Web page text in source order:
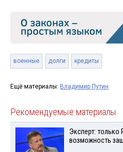
военные долги кредиты
Ещё материалы: Владимир Путин
Рекомендуемые материалы
Эксперт:
возможность